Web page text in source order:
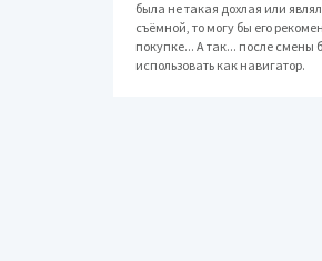
была не такая дохлая или
съёмной, то могу бы его
покупке... А так... после смены
использовать как навигатор.